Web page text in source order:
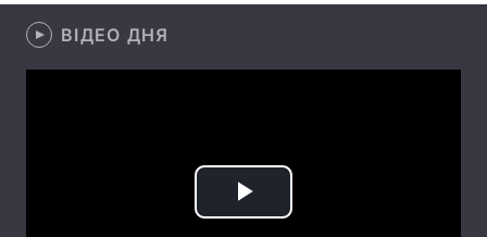
Архів Вакансії
ВІДЕО ДНЯ
Play